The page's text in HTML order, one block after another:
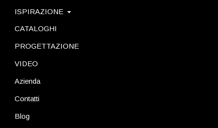
ISPIRAZIONE
CATALOGHI
PROGETTAZIONE
VIDEO
Azienda
Contatti
Blog